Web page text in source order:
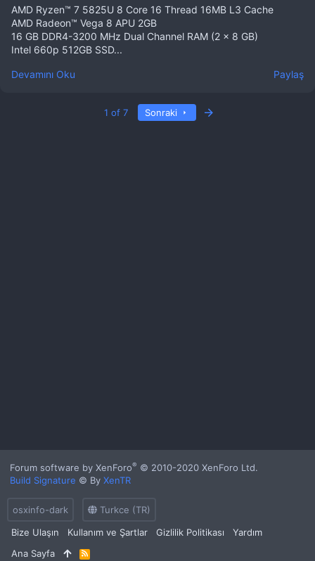
AMD Ryzen™ 7 5825U 8 Core 16 Thread 16MB L3 Cache
AMD Radeon™ Vega 8 APU 2GB
16 GB DDR4-3200 MHz Dual Channel RAM (2 x 8 GB)
Intel 660p 512GB SSD...
Paylaş
Devamını Oku
1 of 7 Sonraki
osxinfo-dark
Turkce (TR)
Bize Ulaşın
Kullanım ve Şartlar Gizlilik Politikası
Yardım
Ana Sayfa
R
Forum software by XenForo® © 2010-2020 XenForo Ltd.
Build Signature © By XenTR